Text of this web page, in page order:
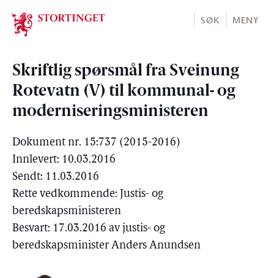
Stortinget.no
SØK MENY
Skriftlig spørsmål fra Sveinung
Rotevatn (V) til kommunal- og
moderniseringsministeren
Dokument nr. 15:737 (2015-2016)
Innlevert: 10.03.2016
Sendt: 11.03.2016
Rette vedkommende: Justis- og
beredskapsministeren
Besvart: 17.03.2016 av justis- og
beredskapsminister Anders Anundsen